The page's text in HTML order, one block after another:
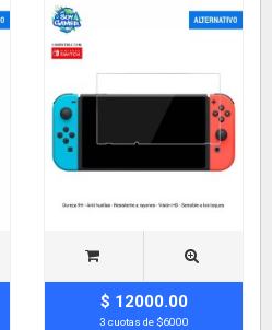
$ 12000.00
3 cuotas de $6000